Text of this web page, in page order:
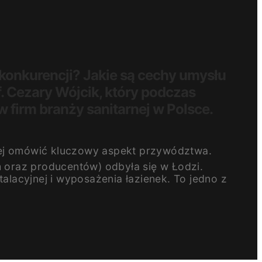
Wójcik, który podczas
firm branży sanitarnej w Polsce.
omówić kluczowy aspekt przywództwa.
producentów) odbyła się w Łodzi.
i wyposażenia łazienek. To jedno z